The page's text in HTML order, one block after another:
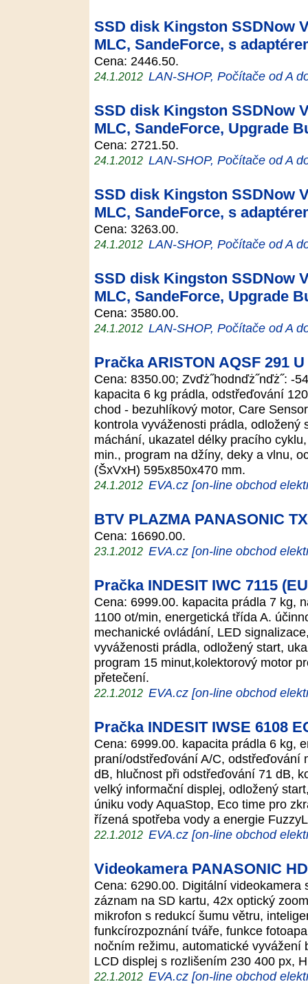
SSD disk Kingston SSDNow
MLC, SandeForce, s
Cena: 2446.50.
24.1.2012 LAN-SHOP, Počítače od A
SSD disk Kingston SSDNow
MLC, SandeForce, Upgrade
Cena: 2721.50.
24.1.2012 LAN-SHOP, Počítače od A
SSD disk Kingston SSDNow
MLC, SandeForce, s
Cena: 3263.00.
24.1.2012 LAN-SHOP, Počítače od A
SSD disk Kingston SSDNow
MLC, SandeForce, Upgrade
Cena: 3580.00.
24.1.2012 LAN-SHOP, Počítače od A
Pračka ARISTON AQSF 291 U
Cena: 8350.00; Zvďż˝hodnďż˝nďż˝: -
kapacita 6 kg prádla, odstřeďování
chod - bezuhlíkový motor, Care
kontrola vyváženosti prádla, odložený
máchání, ukazatel délky pracího
min., program na džíny, deky a vlnu,
(ŠxVxH) 595x850x470 mm.
24.1.2012 EVA.cz [on-line obchod
BTV PLAZMA PANASONIC
Cena: 16690.00.
23.1.2012 EVA.cz [on-line obchod
Pračka INDESIT IWC 7115
Cena: 6999.00. kapacita prádla 7 kg,
1100 ot/min, energetická třída A.
mechanické ovládání, LED
vyváženosti prádla, odložený start,
program 15 minut,kolektorový motor
přetečení.
22.1.2012 EVA.cz [on-line obchod
Pračka INDESIT IWSE 6108
Cena: 6999.00. kapacita prádla 6 kg,
praní/odstřeďování A/C, odstřeďování
dB, hlučnost při odstřeďování 71 dB,
velký informační displej, odložený
úniku vody AquaStop, Eco time pro
řízená spotřeba vody a energie
22.1.2012 EVA.cz [on-line obchod
Videokamera PANASONIC
Cena: 6290.00. Digitální
záznam na SD kartu, 42x optický
mikrofon s redukcí šumu větru,
funkcírozpoznání tváře, funkce
nočním režimu, automatické
LCD displej s rozlišením 230 400 px,
22.1.2012 EVA.cz [on-line obchod